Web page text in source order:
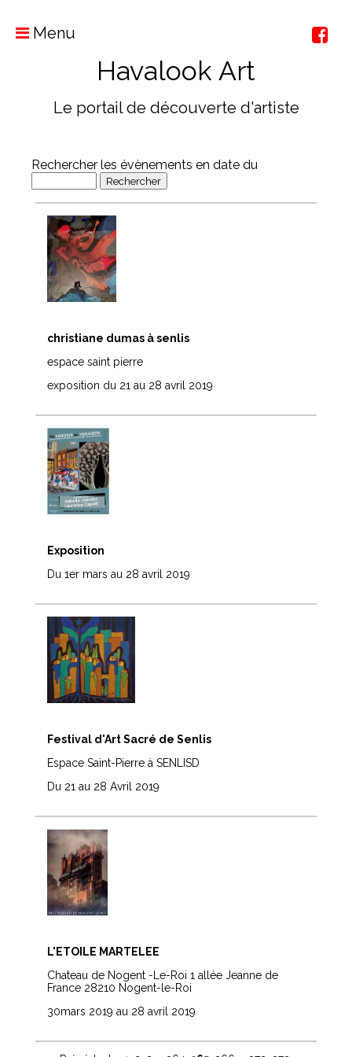
Menu
Havalook Art
Le portail de découverte d'artiste
Rechercher les évènements en date du
christiane dumas à senlis
espace saint pierre
exposition du 21 au 28 avril 2019
Exposition
Du 1er mars au 28 avril 2019
Festival d'Art Sacré de Senlis
Espace Saint-Pierre à SENLISD
Du 21 au 28 Avril 2019
L'ETOILE MARTELEE
Chateau de Nogent -Le-Roi 1 allée Jeanne de
France 28210 Nogent-le-Roi
30mars 2019 au 28 avril 2019